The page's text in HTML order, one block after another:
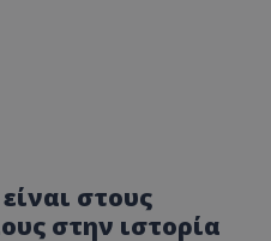
στους
στην ιστορία